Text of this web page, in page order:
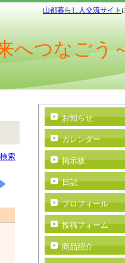
山都暮らし人交流サイト
つなごう
索
お知らせ
カレンダー
掲示板
日記
プロフィール
投稿フォーム
商品紹介